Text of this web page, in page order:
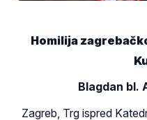
Homilija
Blagdan bl.
Zagreb, Trg ispred